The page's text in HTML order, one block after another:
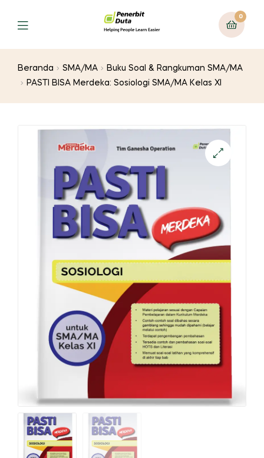
Menu
0
Beranda SMA/MA
Buku Soal & Rangkuman SMA/MA
PASTI BISA Merdeka: Sosiologi SMA/MA Kelas XI